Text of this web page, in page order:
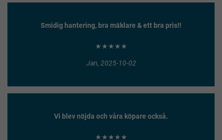
Smidig hantering, bra mäklare & ett bra pris!!
★★★★★
Jan, 2025-10-02
Vi blev nöjda och våra köpare också.
★★★★★